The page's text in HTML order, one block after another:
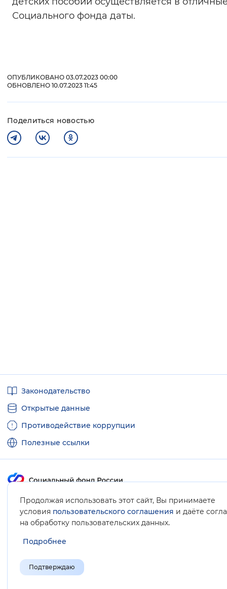
Социального фонда даты.
ОПУБЛИКОВАНО 03.07.2023 00:00
ОБНОВЛЕНО 10.07.2023 11:45
Поделиться новостью
Продолжая использовать этот сайт, Вы принимаете
условия пользовательского соглашения и даёте
на обработку пользовательских данных.
Подробнее
Подтверждаю
ссылкиЗаконодательство
Открытые данные
Противодействие коррупции
Полезные ссылки
Карта сайта
© Социальный фонд России, 2008-2026